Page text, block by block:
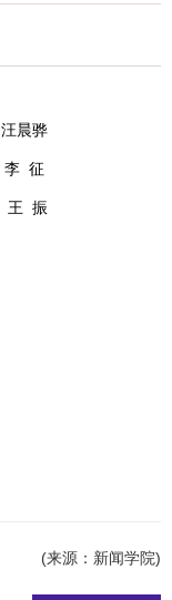
汪晨骅
李 征
王 振
(来源：新闻学院)